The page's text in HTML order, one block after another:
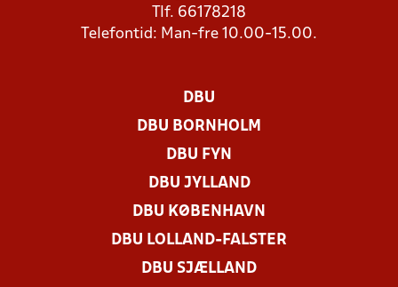
Tlf. 66178218
Telefontid: Man-fre 10.00-15.00.
DBU
DBU BORNHOLM
DBU FYN
DBU JYLLAND
DBU KØBENHAVN
DBU LOLLAND-FALSTER
DBU SJÆLLAND